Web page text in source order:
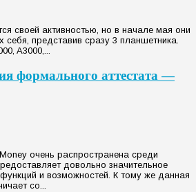
своей активностью, но в начале мая они
представив сразу 3 планшетника.
A3000,...
формального аттестата —
очень распространена среди
довольно значительное
и возможностей. К тому же данная
со...